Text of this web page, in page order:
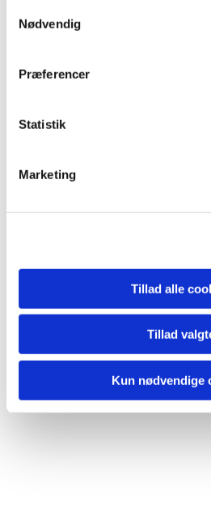
Nødvendig
Præferencer
Statistik
Marketing
Tillad alle
Tillad
Kun nødvendige
Du vil måske